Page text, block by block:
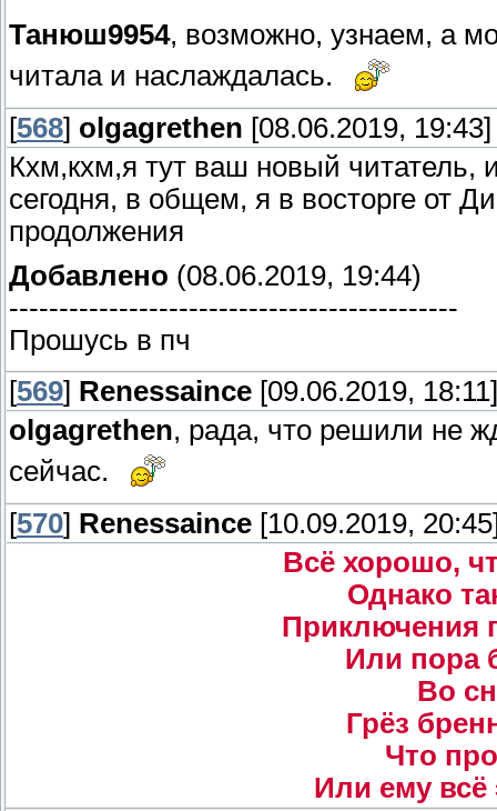
Танюш9954, возможно, узнаем, а
читала и наслаждалась.
[568] olgagrethen [08.06.2019, 19:43]
Кхм,кхм,я тут ваш новый читатель,
сегодня, в общем, я в восторге от
продолжения
Добавлено (08.06.2019, 19:44)
---------------------------------------------
Прошусь в пч
[569] Renessaince [09.06.2019, 18:11]
olgagrethen, рада, что решили не
сейчас.
[570] Renessaince [10.09.2019,
Всё хорошо,
Однако
Приключения
Или пора
Во
Грёз
Что
Или ему всё